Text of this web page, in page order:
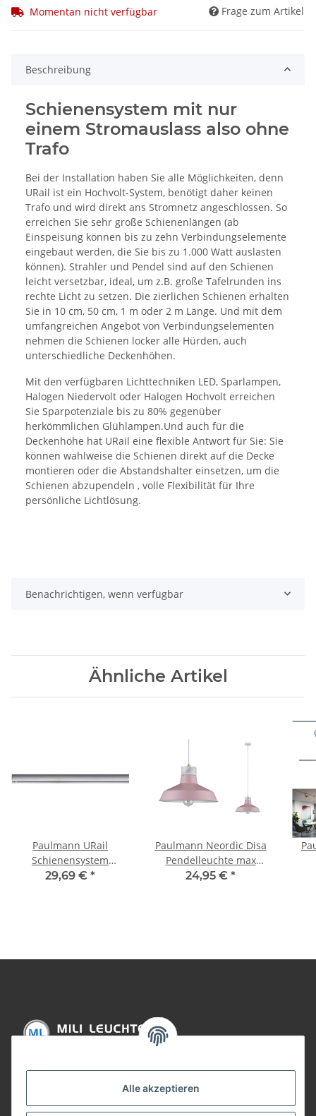
Alle akzeptieren
Momentan nicht verfügbar Frage zum Artikel
Beschreibung
Schienensystem mit nur
einem Stromauslass also ohne
Trafo
Bei der Installation haben Sie alle Möglichkeiten, denn
URail ist ein Hochvolt-System, benötigt daher keinen
Trafo und wird direkt ans Stromnetz angeschlossen. So
erreichen Sie sehr große Schienenlängen (ab
Einspeisung können bis zu zehn Verbindungselemente
eingebaut werden, die Sie bis zu 1.000 Watt auslasten
können). Strahler und Pendel sind auf den Schienen
leicht versetzbar, ideal, um z.B. große Tafelrunden ins
rechte Licht zu setzen. Die zierlichen Schienen erhalten
Sie in 10 cm, 50 cm, 1 m oder 2 m Länge. Und mit dem
umfangreichen Angebot von Verbindungselementen
nehmen die Schienen locker alle Hürden, auch
unterschiedliche Deckenhöhen.
Mit den verfügbaren Lichttechniken LED, Sparlampen,
Halogen Niedervolt oder Halogen Hochvolt erreichen
Sie Sparpotenziale bis zu 80% gegenüber
herkömmlichen Glühlampen.Und auch für die
Deckenhöhe hat URail eine flexible Antwort für Sie: Sie
können wahlweise die Schienen direkt auf die Decke
montieren oder die Abstandshalter einsetzen, um die
Schienen abzupendeln , volle Flexibilität für Ihre
persönliche Lichtlösung.
Benachrichtigen, wenn verfügbar
Ähnliche Artikel
Paulmann URail
Schienensystem
Light&Easy Spot Titurel
29,69 € *
Paulmann Neordic Disa
Pendelleuchte max
1x20W E27 Rosa/Weiß
24,95 € *